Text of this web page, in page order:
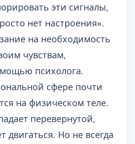
эти сигналы,
нет настроения».
на необходимость
чувствам,
психолога.
сфере почти
на физическом теле.
перевернутой,
двигаться. Но не всегда